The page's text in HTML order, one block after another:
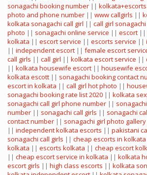
sonagachi booking number || kolkata+escorts
photo and phone number || www callgirls ||
kolkata sonagachi call girl || call girl sonagachi
photo || sonagachi online service || escort ||
kolkata || escort service || escorts service ||
|| independent escort || female escort
call girls || call girl || kolkata escort service ||
|| kolkata housewife escort || housewife
kolkata escott || sonagachi booking contact
escort in kolkata || call girl hot photo ||
sonagachi booking rate list 2020 || kolkata
sonagachi call girl phone number ||
number || sonagachi call girls || sonagachi
contact number || sonagachi girl photo gallery
|| independent kolkata escorts || pakistani
sonagachi call girls || cheap escorts in kolkata
kolkata || escorts kolkata || cheap escort
|| cheap escort service in kolkata || kolkata
escort girls || high class escorts || kolkata